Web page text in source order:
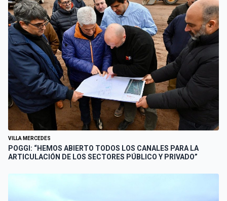
VILLA MERCEDES
POGGI: “HEMOS ABIERTO TODOS LOS CANALES PARA LA
ARTICULACIÓN DE LOS SECTORES PÚBLICO Y PRIVADO”